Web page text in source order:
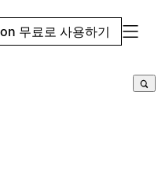
무료로 사용하기